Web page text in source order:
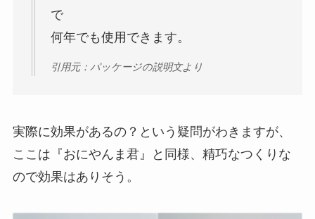
で
何年でも使用できます。
引用元：パッケージの説明文より
実際に効果があるの？という疑問がわきますが、
ここは『おにやんま君』と同様、精巧なつくりな
ので効果はありそう。